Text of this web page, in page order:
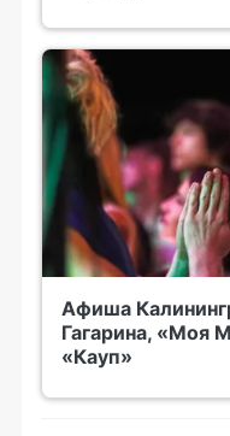
Афиша
Гагарина, «Моя
«Кауп»